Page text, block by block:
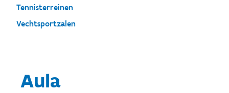
Tennisterreinen
Vechtsportzalen
Aula